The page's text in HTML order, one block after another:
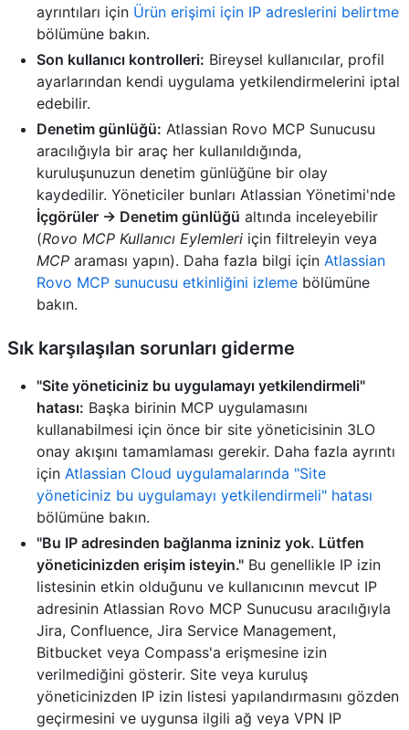
ayrıntıları için Ürün erişimi için IP adreslerini belirtme
bölümüne bakın.
Son kullanıcı kontrolleri: Bireysel kullanıcılar, profil
ayarlarından kendi uygulama yetkilendirmelerini iptal
edebilir.
Denetim günlüğü: Atlassian Rovo MCP Sunucusu
aracılığıyla bir araç her kullanıldığında,
kuruluşunuzun denetim günlüğüne bir olay
kaydedilir. Yöneticiler bunları Atlassian Yönetimi'nde
İçgörüler → Denetim günlüğü altında inceleyebilir
(Rovo MCP Kullanıcı Eylemleri için filtreleyin veya
MCP araması yapın). Daha fazla bilgi için Atlassian
Rovo MCP sunucusu etkinliğini izleme bölümüne
bakın.
Sık karşılaşılan sorunları giderme
"Site yöneticiniz bu uygulamayı yetkilendirmeli"
hatası: Başka birinin MCP uygulamasını
kullanabilmesi için önce bir site yöneticisinin 3LO
onay akışını tamamlaması gerekir. Daha fazla ayrıntı
için Atlassian Cloud uygulamalarında "Site
yöneticiniz bu uygulamayı yetkilendirmeli" hatası
bölümüne bakın.
"Bu IP adresinden bağlanma izniniz yok. Lütfen
yöneticinizden erişim isteyin." Bu genellikle IP izin
listesinin etkin olduğunu ve kullanıcının mevcut IP
adresinin Atlassian Rovo MCP Sunucusu aracılığıyla
Jira, Confluence, Jira Service Management,
Bitbucket veya Compass'a erişmesine izin
verilmediğini gösterir. Site veya kuruluş
yöneticinizden IP izin listesi yapılandırmasını gözden
geçirmesini ve uygunsa ilgili ağ veya VPN IP